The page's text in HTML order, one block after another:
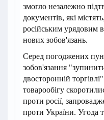
змогло незалежно
документів, які
російським урядовим
нових зобов'язань.
Серед погоджених
зобов'язання
двосторонній
товарообігу
проти росії,
проти України. Угода